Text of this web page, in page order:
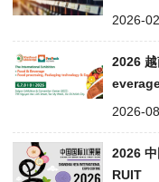
2026-
2026
2026-
2026
RUIT